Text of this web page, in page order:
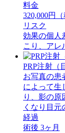
料金
320,000円（
リスク
効果の個人
こり、アレ
PRP注射（
お写真の患
によって生
り、影の原
くなり目
経過
術後 3ヶ月